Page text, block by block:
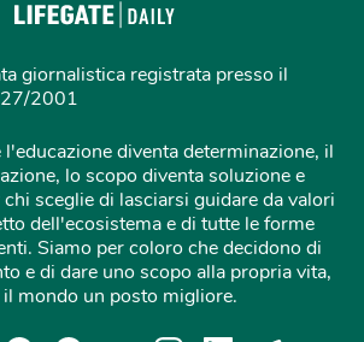
giornalistica registrata presso il
2001
diventa determinazione, il
lo scopo diventa soluzione e
sceglie di lasciarsi guidare da valori
dell'ecosistema e di tutte le forme
Siamo per coloro che decidono di
e di dare uno scopo alla propria vita,
mondo un posto migliore.